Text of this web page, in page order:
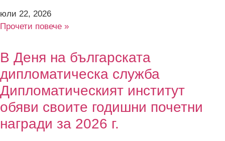
юли 22, 2026
Прочети повече »
В Деня на българската
дипломатическа служба
Дипломатическият институт
обяви своите годишни почетни
награди за 2026 г.